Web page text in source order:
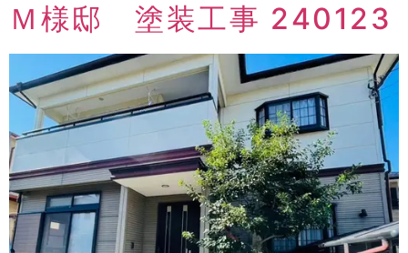
Ｍ様邸 塗装工事 240123